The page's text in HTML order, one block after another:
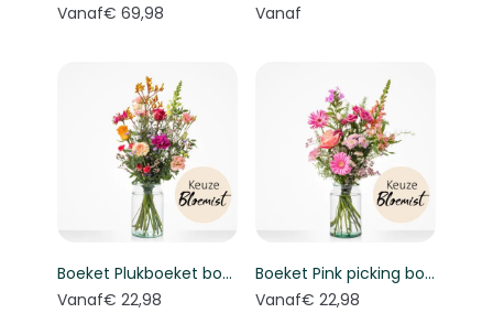
Vanaf€ 69,98
Vanaf
Boeket Plukboeket bont - Keuze bloemist
Vanaf€ 22,98
Boeket Pink picking bouquet - Florist's choice
Vanaf€ 22,98